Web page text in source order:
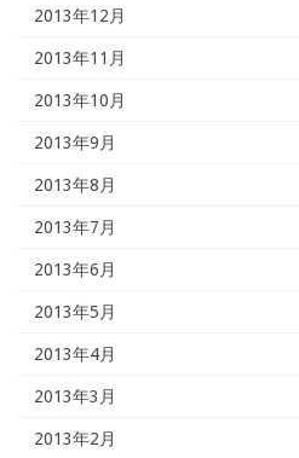
2013年12月
2013年11月
2013年10月
2013年9月
2013年8月
2013年7月
2013年6月
2013年5月
2013年4月
2013年3月
2013年2月